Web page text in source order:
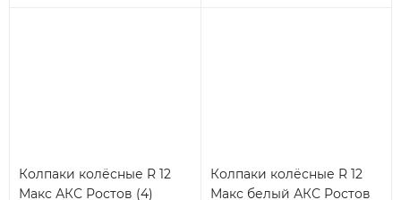
Колпаки колёсные R 12
Макс АКС Ростов (4)
Колпаки колёсные R 12
Макс белый АКС Ростов